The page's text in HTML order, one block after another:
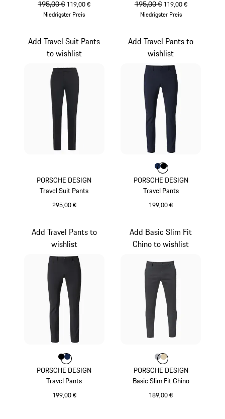
ursprünglicher Preis
195,00 €Verkaufspreis
119,00 €
Niedrigster Preis
ursprünglicher Preis
195,00 €Verkaufspreis
119,00 €
Niedrigster Preis
PORSCHE DESIGN
Travel Suit Pants
295,00 €
Add Travel Suit Pants
to wishlist
PORSCHE DESIGN
Travel Pants
199,00 €
Add Travel Pants to
wishlist
Farbe
FarbeFarbe
PORSCHE DESIGN
Travel Pants
199,00 €
Add Travel Pants to
wishlist
Farbe
FarbeFarbe
PORSCHE DESIGN
Basic Slim Fit Chino
189,00 €
Add Basic Slim Fit
Chino to wishlist
Farbe
FarbeFarbe